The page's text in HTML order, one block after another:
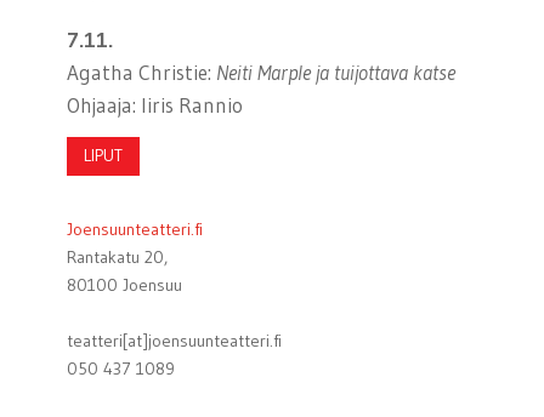
7.11.
Agatha Christie: Neiti Marple ja tuijottava katse
Ohjaaja: Iiris Rannio
LIPUT
Joensuunteatteri.fi
Rantakatu 20,
80100 Joensuu
teatteri[at]joensuunteatteri.fi
050 437 1089